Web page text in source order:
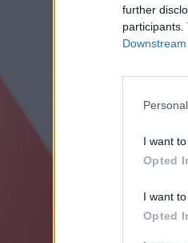
further
I want
Opted
I want
Opted